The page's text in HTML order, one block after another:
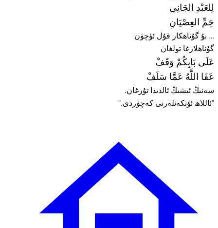
لِلعَبْدِ الجَانِي
جَمِّ العِصْيَانِ
... بۇ گۇناھكار قۇل ئۈچۈن
گۇناھلارغا تولغان
عَلَى بَابِكُمْ وَقَفْ
عَفَا اللَّهُ عَمَّا سَلَفْ
سەنىڭ ئىشىڭ ئالدىدا تۇرغان.
"ئاللاھ ئۆتكەنلەرنى كەچۈردى."